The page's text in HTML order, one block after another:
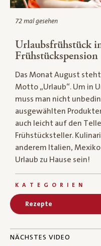
72 mal gesehen
Urlaubsfrühstück
Frühstückspension
Das Monat August
Motto „Urlaub“. Um in
muss man nicht
ausgewählten
auch leicht auf den
Frühstücksteller.
anderem Italien, Mexiko
Urlaub zu Hause sein!
KATEGORIEN
Rezepte
NÄCHSTES VIDEO